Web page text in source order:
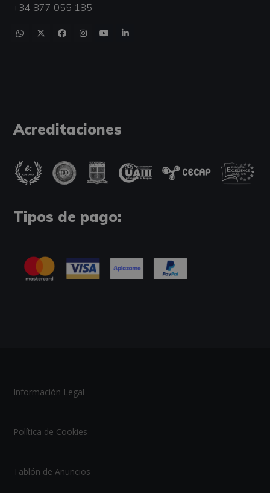
+34 877 055 185
Acreditaciones
Tipos de pago:
Información Legal
Política de Cookies
Tablón de Anuncios